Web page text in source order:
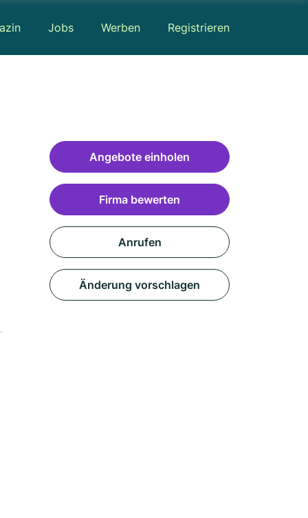
Jobs Werben Registrieren
Angebote einholen
Firma bewerten
Anrufen
Änderung vorschlagen